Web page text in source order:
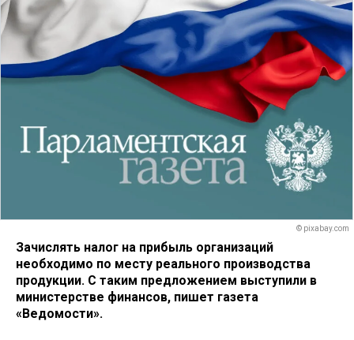
© pixabay.com
Зачислять налог на прибыль организаций
необходимо по месту реального производства
продукции. С таким предложением выступили в
министерстве финансов, пишет газета
«Ведомости».